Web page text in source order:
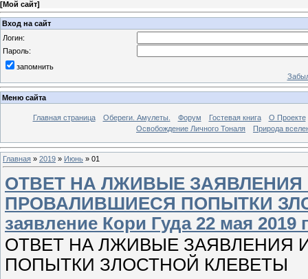
[Мой сайт]
Вход на сайт
Логин:
Пароль:
запомнить
Меню сайта
Главная страница Обереги. Амулеты. Форум Гостевая книга
О Проекте
Освобождение Личного Тоналя
Природа
Главная » 2019 » Июнь » 01
ОТВЕТ НА ЛЖИВЫЕ
ПРОВАЛИВШИЕСЯ ПОПЫТКИ
заявление Кори Гуда 22 мая 2019
ОТВЕТ НА ЛЖИВЫЕ
ПОПЫТКИ ЗЛОСТНОЙ КЛЕВЕТЫ